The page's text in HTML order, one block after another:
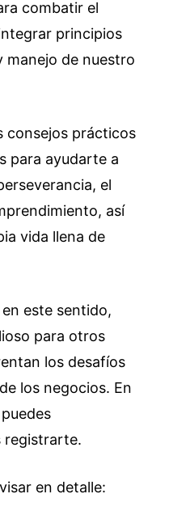
combatir el
principios
manejo de nuestro
consejos prácticos
para ayudarte a
el
así
vida llena de
este sentido,
para otros
los desafíos
los negocios. En
puedes
registrarte.
en detalle: